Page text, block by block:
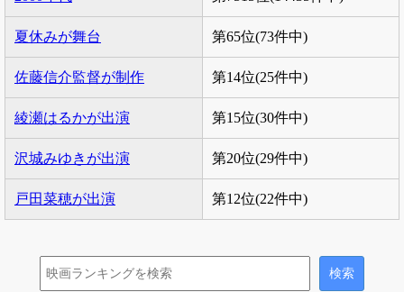
夏休みが舞台 第65位(73件中)
佐藤信介監督が制作 第14位(25件中)
綾瀬はるかが出演 第15位(30件中)
沢城みゆきが出演 第20位(29件中)
戸田菜穂が出演 第12位(22件中)